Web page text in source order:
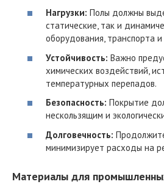
Нагрузки: Полы должны
статические, так и
оборудования, транспорта
Устойчивость: Важно
химических воздействий,
температурных перепадов.
Безопасность: Покрытие
нескользящим и
Долговечность:
минимизирует расходы на
Материалы для